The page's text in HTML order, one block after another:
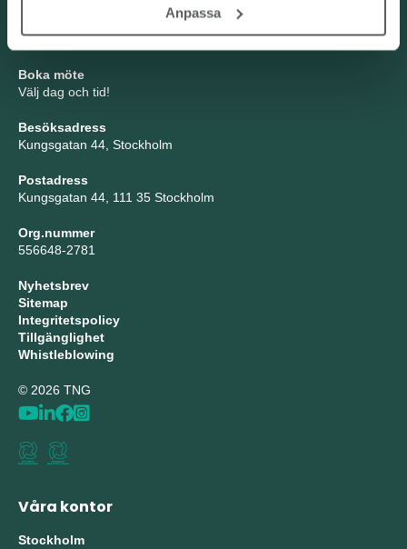
Anpassa
Tel: 08-21 92 00
Boka möte
Välj dag och tid!
Besöksadress
Kungsgatan 44, Stockholm
Postadress
Kungsgatan 44, 111 35 Stockholm
Org.nummer
556648-2781
Nyhetsbrev
Sitemap
Integritetspolicy
Tillgänglighet
Whistleblowing
© 2026 TNG
Våra kontor
Stockholm